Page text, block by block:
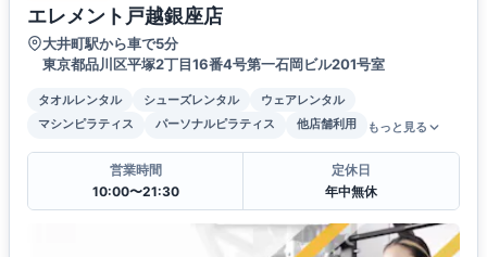
エレメント戸越銀座店
大井町駅から車で5分
東京都品川区平塚2丁目16番4号第一石岡ビル201号室
タオルレンタル シューズレンタル
ウェアレンタル
マシンピラティス
パーソナルピラティス 他店舗利用 もっと見る
営業時間
10:00〜21:30
定休日
年中無休